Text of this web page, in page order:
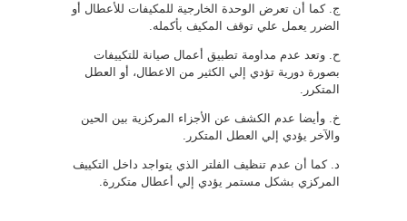
ج‌. كما أن تعرض الوحدة الخارجية للمكيفات للأعطال أو
الضرر يعمل علي توقف المكيف بأكمله.
ح‌. وتعد عدم مداومة تطبيق أعمال صيانة للتكييفات
بصورة دورية تؤدي إلي الكثير من الاعطال، أو العطل
المتكرر.
خ‌. وأيضا عدم الكشف عن الأجزاء المركزية بين الحين
والآخر يؤدي إلي العطل المتكرر.
د‌. كما أن عدم تنظيف الفلتر الذي يتواجد داخل التكييف
المركزي بشكل مستمر يؤدي إلي أعطال متكررة.